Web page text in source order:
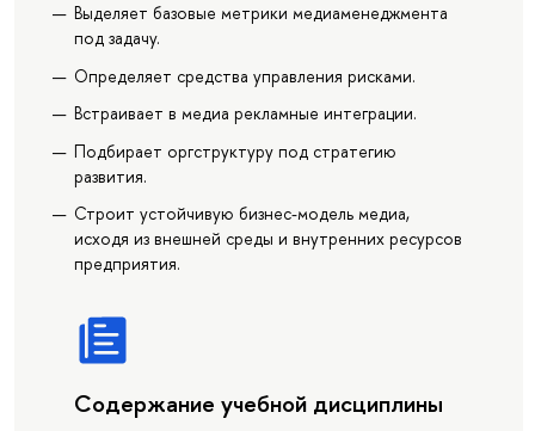
Выделяет базовые метрики медиаменеджмента
под задачу.
Определяет средства управления рисками.
Встраивает в медиа рекламные интеграции.
Подбирает оргструктуру под стратегию
развития.
Строит устойчивую бизнес-модель медиа,
исходя из внешней среды и внутренних ресурсов
предприятия.
Содержание учебной дисциплины